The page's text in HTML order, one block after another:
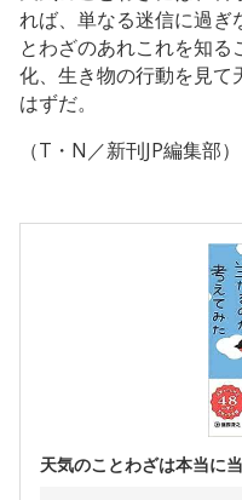
れば、単なる迷信に過ぎ
とわざのあれこれを知
化、生き物の行動を見て
はずだ。
（T・N／新刊JP編集部）
天気のことわざは本当に